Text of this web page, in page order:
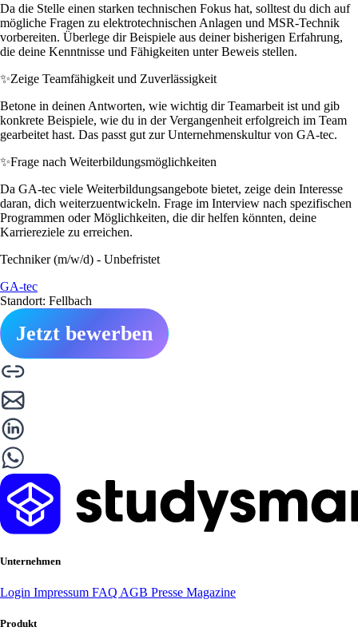
Da die Stelle einen starken technischen Fokus hat, solltest du dich auf
mögliche Fragen zu elektrotechnischen Anlagen und MSR-Technik
vorbereiten. Überlege dir Beispiele aus deiner bisherigen Erfahrung,
die deine Kenntnisse und Fähigkeiten unter Beweis stellen.
✨Zeige Teamfähigkeit und Zuverlässigkeit
Betone in deinen Antworten, wie wichtig dir Teamarbeit ist und gib
konkrete Beispiele, wie du in der Vergangenheit erfolgreich im Team
gearbeitet hast. Das passt gut zur Unternehmenskultur von GA-tec.
✨Frage nach Weiterbildungsmöglichkeiten
Da GA-tec viele Weiterbildungsangebote bietet, zeige dein Interesse
daran, dich weiterzuentwickeln. Frage im Interview nach spezifischen
Programmen oder Möglichkeiten, die dir helfen könnten, deine
Karriereziele zu erreichen.
Techniker (m/w/d) - Unbefristet
GA-tec
Standort: Fellbach
Jetzt bewerben
Unternehmen
Login Impressum FAQ AGB Presse Magazine
Produkt